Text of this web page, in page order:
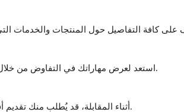
استعد لعرض مهاراتك في التفاوض من خلال تقديم أمثلة حقيقية عن صفقات سابقة أتممتها بنجاح. وضح كيف تمكنت من تحقيق أهدافك وتحقيق الفائدة للعملاء.
أثناء المقابلة، قد يُطلب منك تقديم أفكار أو استراتيجيات لزيادة مبيعات الشركة. كن مستعدًا لتقديم خطة مبيعات مبتكرة ومبنية على تحليل دقيق للسوق.